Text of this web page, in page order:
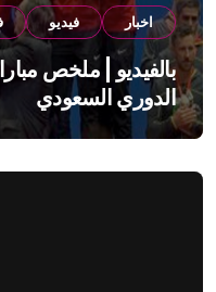
اخبار فيديو
الدوري السعودي